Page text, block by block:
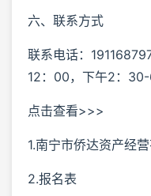
六、联系方式
联系电话：
12：00，下午2：30-
点击查看>>>
1.南宁市侨达资产经
2.报名表